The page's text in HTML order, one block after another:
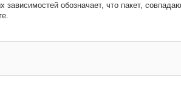
обозначает, что пакет,